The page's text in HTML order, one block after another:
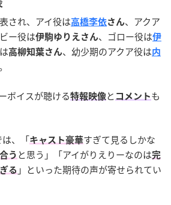
され、アイ役は高橋李依さん、アクア
ー役は伊駒ゆりえさん、ゴロー役は伊
高柳知葉さん、幼少期のアクア役は内
ボイスが聴ける特報映像と コメント も
、「キャスト豪華すぎて見るしかな
う と思う」「アイがりえりーなのは完
る 」といった期待の声が寄せられてい